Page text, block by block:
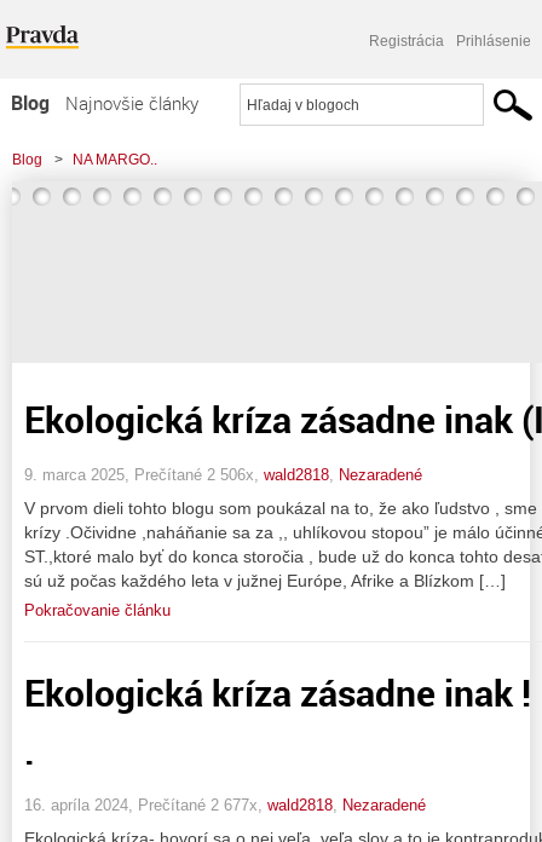
Registrácia Prihlásenie
Blog
Najnovšie články
Najčítanejšie články
Najkomentovanejšie články
Blog > NA MARGO..
Ekologická kríza zásadne inak
9. marca 2025, Prečítané 2 506x, wald2818 Nezaradené
V prvom dieli tohto blogu som poukázal na to, že ako ľudstvo ,
krízy .Očividne ,naháňanie sa za ,, uhlíkovou stopou” je málo
ST.,ktoré malo byť do konca storočia , bude už do konca tohto
sú už počas každého leta v južnej Európe, Afrike a Blízkom […]
Pokračovanie článku
Ekologická kríza zásadne inak
.
16. apríla 2024, Prečítané 2 677x, wald2818, Nezaradené